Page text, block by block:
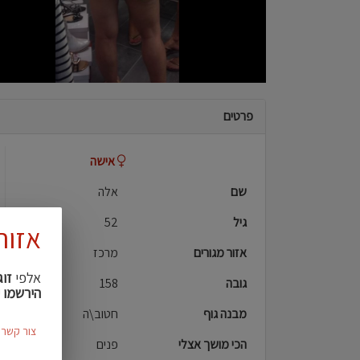
פרטים
אישה
שם
אלה
גיל
52
אזור מגורים
מרכז
גובה
158
מבנה גוף
חטוב\ה
הכי מושך אצלי
פנים
אלפי
הירשמו
צור קשר